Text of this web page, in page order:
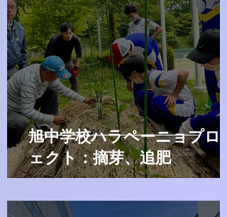
旭中学校ハラペーニョプロジ
ェクト：摘芽、追肥